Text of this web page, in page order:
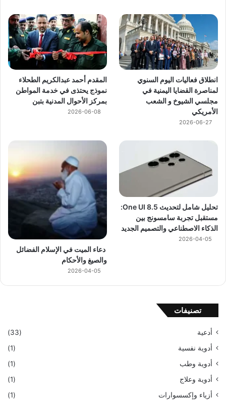
انطلاق فعاليات اليوم السنوي
لمناصرة القضايا اليمنية في
مجلسي الشيوخ و الشعب
الأمريكي
2026-06-27
المقدم أحمد عبدالكريم الطحلاء
نموذج يحتذى في خدمة المواطن
بمركز الأحوال المدنية بتبن
2026-06-08
تحليل شامل لتحديث One UI 8.5:
مستقبل تجربة سامسونج بين
الذكاء الاصطناعي والتصميم الجديد
2026-04-05
دعاء الميت في الإسلام الفضائل
والصيغ والأحكام
2026-04-05
تصنيفات
أدعية
(33)
أدوية نفسية
(1)
أدوية وطب
(1)
أدوية وعلاج
(1)
أزياء وإكسسوارات
(1)